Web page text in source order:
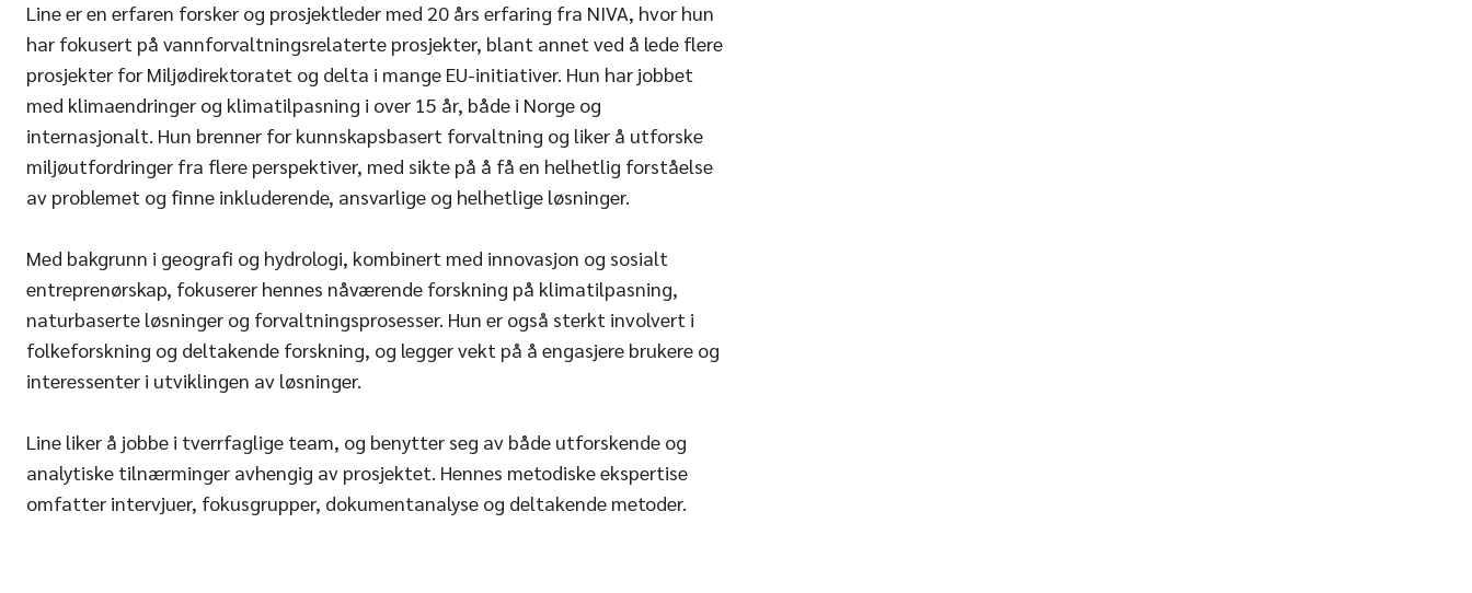
Line er en erfaren forsker og prosjektleder med 20 års erfaring fra NIVA, hvor hun
har fokusert på vannforvaltningsrelaterte prosjekter, blant annet ved å lede flere
prosjekter for Miljødirektoratet og delta i mange EU-initiativer. Hun har jobbet
med klimaendringer og klimatilpasning i over 15 år, både i Norge og
internasjonalt. Hun brenner for kunnskapsbasert forvaltning og liker å utforske
miljøutfordringer fra flere perspektiver, med sikte på å få en helhetlig forståelse
av problemet og finne inkluderende, ansvarlige og helhetlige løsninger.
Med bakgrunn i geografi og hydrologi, kombinert med innovasjon og sosialt
entreprenørskap, fokuserer hennes nåværende forskning på klimatilpasning,
naturbaserte løsninger og forvaltningsprosesser. Hun er også sterkt involvert i
folkeforskning og deltakende forskning, og legger vekt på å engasjere brukere og
interessenter i utviklingen av løsninger.
Line liker å jobbe i tverrfaglige team, og benytter seg av både utforskende og
analytiske tilnærminger avhengig av prosjektet. Hennes metodiske ekspertise
omfatter intervjuer, fokusgrupper, dokumentanalyse og deltakende metoder.